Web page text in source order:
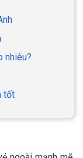
nhiêu?
tốt